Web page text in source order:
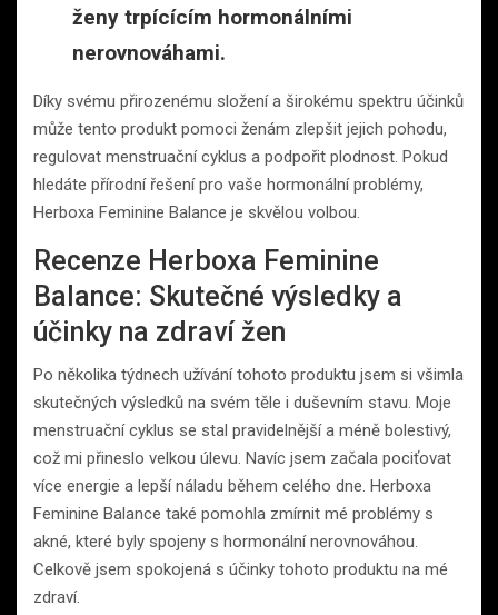
ženy trpícícím hormonálními
nerovnováhami.
Díky svému přirozenému složení a širokému spektru účinků
může tento produkt pomoci ženám zlepšit jejich pohodu,
regulovat menstruační cyklus a podpořit plodnost. Pokud
hledáte přírodní řešení pro vaše hormonální problémy,
Herboxa Feminine Balance je skvělou volbou.
Recenze Herboxa Feminine
Balance: Skutečné výsledky a
účinky na zdraví žen
Po několika týdnech užívání tohoto produktu jsem si všimla
skutečných výsledků na svém těle i duševním stavu. Moje
menstruační cyklus se stal pravidelnější a méně bolestivý,
což mi přineslo velkou úlevu. Navíc jsem začala pociťovat
více energie a lepší náladu během celého dne. Herboxa
Feminine Balance také pomohla zmírnit mé problémy s
akné, které byly spojeny s hormonální nerovnováhou.
Celkově jsem spokojená s účinky tohoto produktu na mé
zdraví.